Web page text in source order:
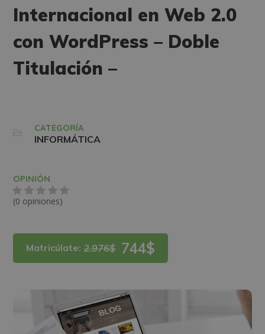
Internacional en Web 2.0
con WordPress – Doble
Titulación –
CATEGORÍA
INFORMÁTICA
OPINIÓN
(0 opiniones)
Matricúlate:2.976$ 744$